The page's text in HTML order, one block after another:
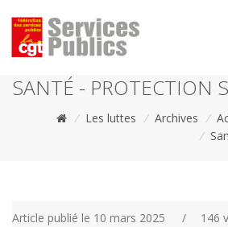
SANTÉ - PROTECTION
/ Les luttes / Archives /
/
Article publié le 10 mars 2025 / 146